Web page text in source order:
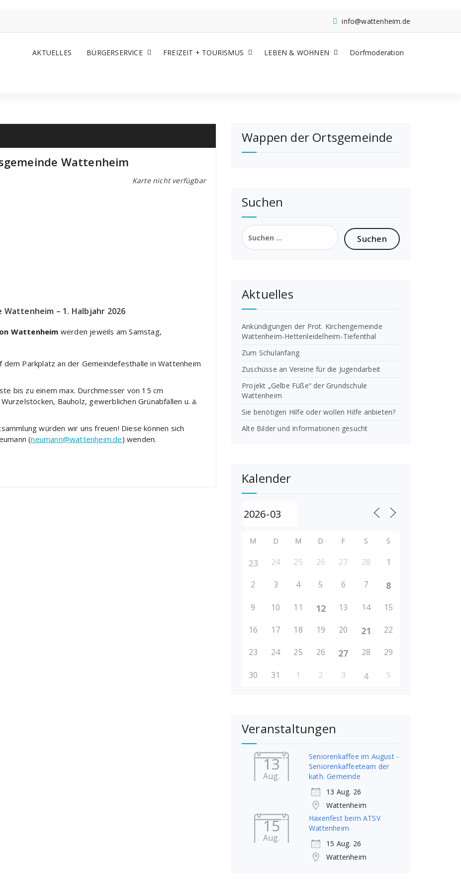
info@wattenheim.de
AKTUELLES BÜRGERSERVICE FREIZEIT + TOURISMUS LEBEN & WOHNEN Dorfmoderation
Wattenheim
Karte nicht verfügbar
– 1. Halbjahr 2026
Wattenheim werden jeweils am Samstag,
Parkplatz an der Gemeindefesthalle in Wattenheim
bis zu einem max. Durchmesser von 15 cm
Bauholz, gewerblichen Grünabfällen u. ä.
würden wir uns freuen! Diese können sich
(neumann@wattenheim.de) wenden.
Wappen der Ortsgemeinde
Suchen
Suchen
nach:
Aktuelles
Ankündigungen der Prot. Kirchengemeinde
Wattenheim-Hettenleidelheim-Tiefenthal
Zum Schulanfang
Zuschüsse an Vereine für die Jugendarbeit
Projekt „Gelbe Füße“ der Grundschule
Wattenheim
Sie benötigen Hilfe oder wollen Hilfe anbieten?
Alte Bilder und Informationen gesucht
Kalender
M D M D F S S
23 24 25 26 27 28 1
2 3 4 5 6 7 8
9 10 11 12 13 14 15
16 17 18 19 20 21 22
23 24 25 26 27 28 29
30 31 1 2 3 4 5
Veranstaltungen
13
Aug.
Seniorenkaffee im August -
Seniorenkaffeeteam der
kath. Gemeinde
13 Aug. 26
Wattenheim
15
Aug.
Haxenfest beim ATSV
Wattenheim
15 Aug. 26
Wattenheim